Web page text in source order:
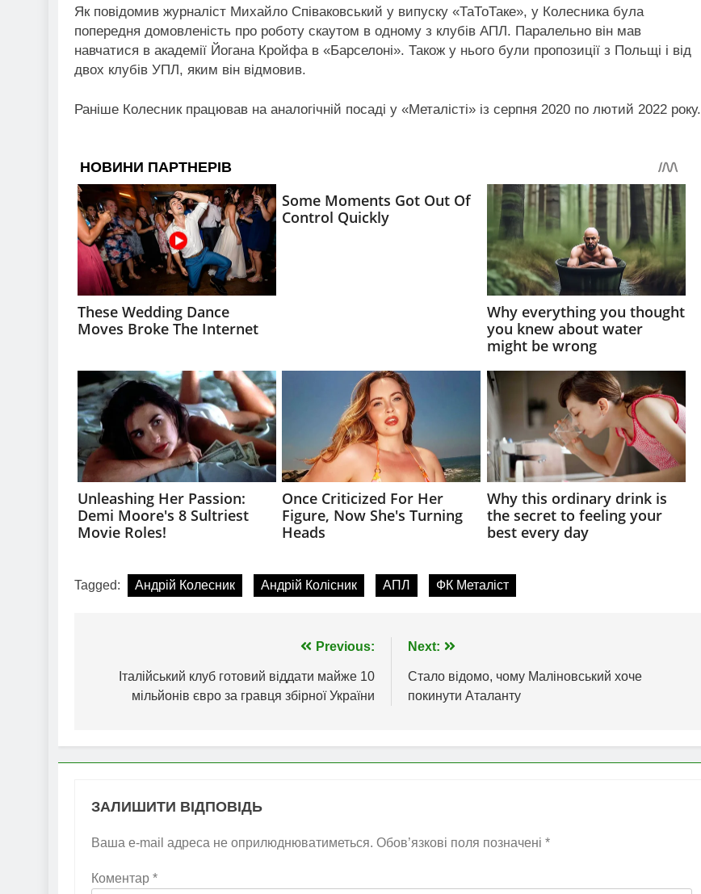
Як повідомив журналіст Михайло Співаковський у випуску «ТаТоТаке», у Колесника була
попередня домовленість про роботу скаутом в одному з клубів АПЛ. Паралельно він мав
навчатися в академії Йогана Кройфа в «Барселоні». Також у нього були пропозиції з Польщі і від
двох клубів УПЛ, яким він відмовив.
Раніше Колесник працював на аналогічній посаді у «Металісті» із серпня 2020 по лютий 2022 року.
Tagged: Андрій Колесник Андрій Колісник АПЛ ФК Металіст
записів
Previous:
Італійський клуб готовий віддати майже 10
мільйонів євро за гравця збірної України
Next:
Стало відомо, чому Маліновський хоче
покинути Аталанту
ЗАЛИШИТИ ВІДПОВІДЬ
Ваша e-mail адреса не оприлюднюватиметься. Обов’язкові поля позначені *
Коментар *